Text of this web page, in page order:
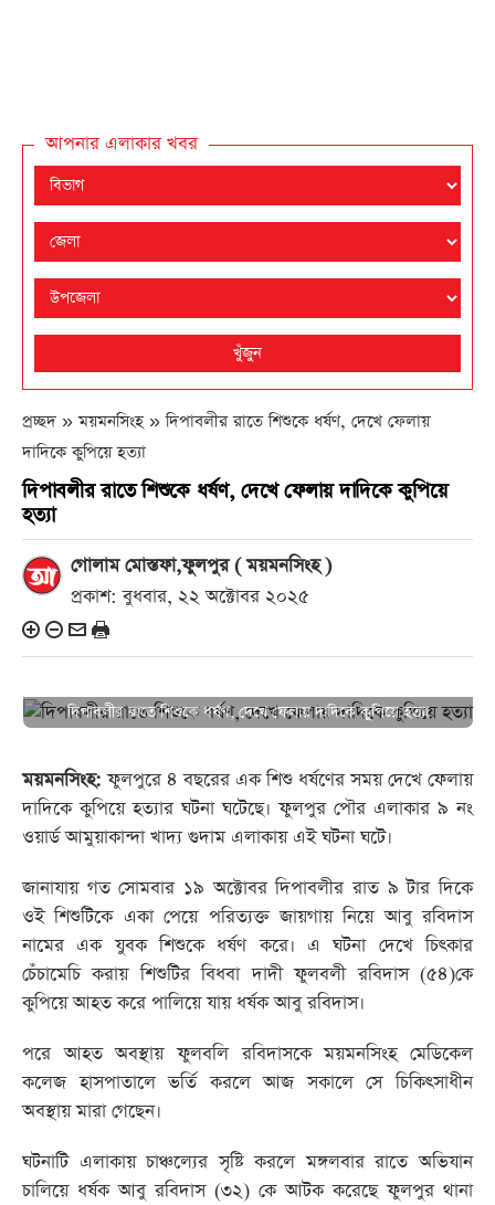
আপনার এলাকার খবর
খুঁজুন
প্রচ্ছদ » ময়মনসিংহ »দিপাবলীর রাতে শিশুকে ধর্ষণ, দেখে ফেলায়
দাদিকে কুপিয়ে হত্যা
দিপাবলীর রাতে শিশুকে ধর্ষণ, দেখে ফেলায় দাদিকে কুপিয়ে
হত্যা
গোলাম মোস্তফা,ফুলপুর ( ময়মনসিংহ )
প্রকাশ: বুধবার, ২২ অক্টোবর ২০২৫
দিপাবলীর রাতে শিশুকে ধর্ষণ, দেখে ফেলায় দাদিকে কুপিয়ে হত্যা
ময়মনসিংহ: ফুলপুরে ৪ বছরের এক শিশু ধর্ষণের সময় দেখে ফেলায়
দাদিকে কুপিয়ে হত্যার ঘটনা ঘটেছে। ফুলপুর পৌর এলাকার ৯ নং
ওয়ার্ড আমুয়াকান্দা খাদ্য গুদাম এলাকায় এই ঘটনা ঘটে।
জানাযায় গত সোমবার ১৯ অক্টোবর দিপাবলীর রাত ৯ টার দিকে
ওই শিশুটিকে একা পেয়ে পরিত্যক্ত জায়গায় নিয়ে আবু রবিদাস
নামের এক যুবক শিশুকে ধর্ষণ করে। এ ঘটনা দেখে চিৎকার
চেঁচামেচি করায় শিশুটির বিধবা দাদী ফুলবলী রবিদাস (৫৪)কে
কুপিয়ে আহত করে পালিয়ে যায় ধর্ষক আবু রবিদাস।
পরে আহত অবস্থায় ফুলবলি রবিদাসকে ময়মনসিংহ মেডিকেল
কলেজ হাসপাতালে ভর্তি করলে আজ সকালে সে চিকিৎসাধীন
অবস্থায় মারা গেছেন।
ঘটনাটি এলাকায় চাঞ্চল্যের সৃষ্টি করলে মঙ্গলবার রাতে অভিযান
চালিয়ে ধর্ষক আবু রবিদাস (৩২) কে আটক করেছে ফুলপুর থানা